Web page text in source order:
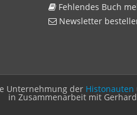
Fehlendes Buch
Newsletter
Unternehmung der Histonauten
in Zusammenarbeit mit